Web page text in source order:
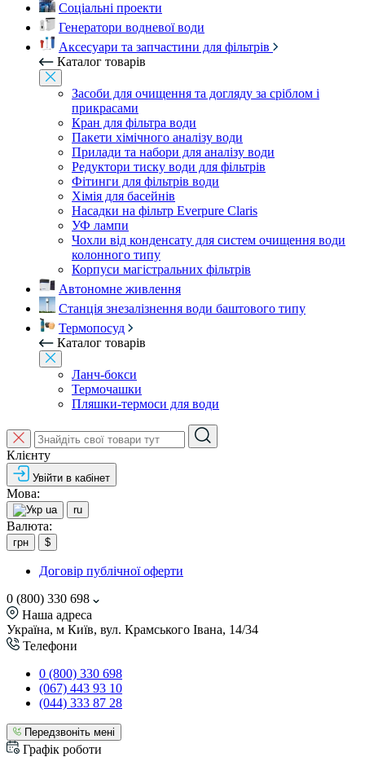
Соціальні проекти
Генератори водневої води
Аксесуари та запчастини для фільтрів
Каталог товарів
Засоби для очищення та догляду за сріблом і
прикрасами
Кран для фільтра води
Пакети хімічного аналізу води
Прилади та набори для аналізу води
Редуктори тиску води для фільтрів
Фітинги для фільтрів води
Хімія для басейнів
Насадки на фільтр Everpure Claris
УФ лампи
Чохли від конденсату для систем очищення води
колонного типу
Корпуси магістральних фільтрів
Автономне живлення
Станція знезалізнення води баштового типу
Термопосуд
Каталог товарів
Ланч-бокси
Термочашки
Пляшки-термоси для води
Клієнту
Увійти в кабінет
Мова:
ua ru
Валюта:
грн $
Договір публічної оферти
0 (800) 330 698
Наша адреса
Україна, м Київ, вул. Крамського Івана, 14/34
Телефони
0 (800) 330 698
(067) 443 93 10
(044) 333 87 28
Передзвоніть мені
Графік роботи